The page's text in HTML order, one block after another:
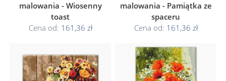
malowania - Wiosenny
toast
Cena od: 161,36 zł
malowania - Pamiątka ze
spaceru
Cena od: 161,36 zł